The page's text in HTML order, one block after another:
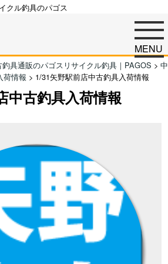
クル釣具のパゴス
MENU
具通販のパゴスリサイクル釣具｜PAGOS > 中
荷情報 > 1/31矢野駅前店中古釣具入荷情報
中古釣具入荷情報